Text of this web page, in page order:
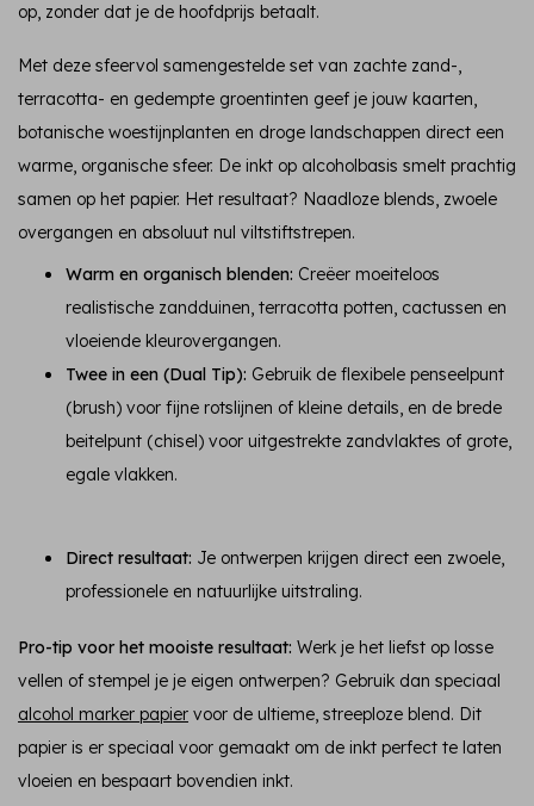
op, zonder dat je de hoofdprijs betaalt.
Met deze sfeervol samengestelde set van zachte zand-,
terracotta- en gedempte groentinten geef je jouw kaarten,
botanische woestijnplanten en droge landschappen direct een
warme, organische sfeer. De inkt op alcoholbasis smelt prachtig
samen op het papier. Het resultaat? Naadloze blends, zwoele
overgangen en absoluut nul viltstiftstrepen.
Warm en organisch blenden: Creëer moeiteloos
realistische zandduinen, terracotta potten, cactussen en
vloeiende kleurovergangen.
Twee in een (Dual Tip): Gebruik de flexibele penseelpunt
(brush) voor fijne rotslijnen of kleine details, en de brede
beitelpunt (chisel) voor uitgestrekte zandvlaktes of grote,
egale vlakken.
Direct resultaat: Je ontwerpen krijgen direct een zwoele,
professionele en natuurlijke uitstraling.
Pro-tip voor het mooiste resultaat: Werk je het liefst op losse
vellen of stempel je je eigen ontwerpen? Gebruik dan speciaal
alcohol marker papier voor de ultieme, streeploze blend. Dit
papier is er speciaal voor gemaakt om de inkt perfect te laten
vloeien en bespaart bovendien inkt.